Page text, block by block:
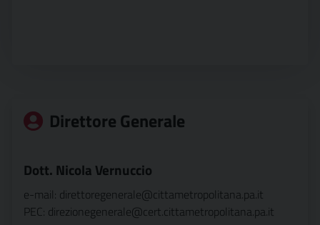
Direttore Generale
Dott. Nicola Vernuccio
e-mail: direttoregenerale@cittametropolitana.pa.it
PEC: direzionegenerale@cert.cittametropolitana.pa.it